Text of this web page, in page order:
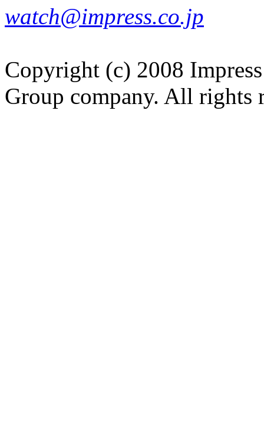
watch@impress.co.jp
Copyright (c) 2008
Group company. All rights